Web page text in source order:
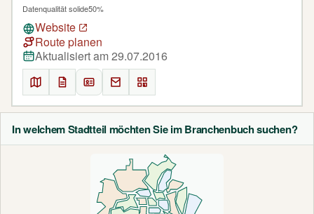
In welchem Stadtteil möchten Sie im Branchenbuch suchen?
Datenqualität solide50%
Website
Route planen
Aktualisiert am 29.07.2016